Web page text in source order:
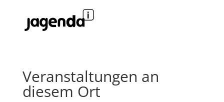
Veranstaltungen an
diesem Ort